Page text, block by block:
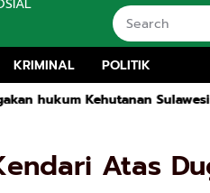
KRIMINAL
POLITIK
Sulawesi Selatan Culik
Atas